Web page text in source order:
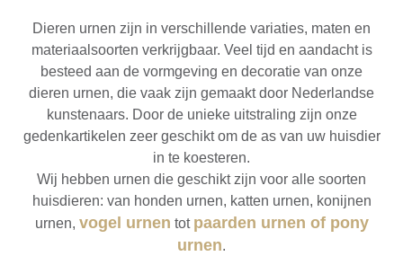
Dieren urnen zijn in verschillende variaties, maten en
materiaalsoorten verkrijgbaar. Veel tijd en aandacht is
besteed aan de vormgeving en decoratie van onze
dieren urnen, die vaak zijn gemaakt door Nederlandse
kunstenaars. Door de unieke uitstraling zijn onze
gedenkartikelen zeer geschikt om de as van uw huisdier
in te koesteren.
Wij hebben urnen die geschikt zijn voor alle soorten
huisdieren: van honden urnen, katten urnen, konijnen
urnen, vogel urnen tot paarden urnen of pony
urnen.